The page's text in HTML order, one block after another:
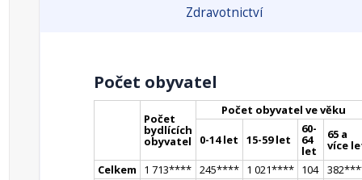
Zdravotnictví
Počet obyvatel
Počet
bydlících
obyvatel
Počet obyvatel ve věku
0-14 let 15-59 let
60-
64
let
65 a
více
Celkem
1 713**** 245**** 1 021**** 104 382**